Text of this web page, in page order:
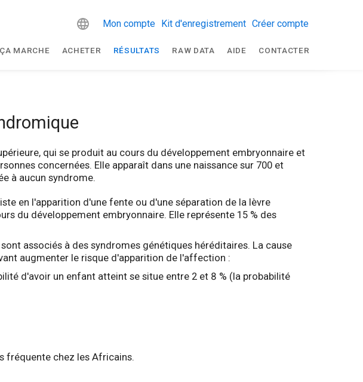
Mon compte Kit d'enregistrement Créer compte
MARCHE ACHETER RÉSULTATS RAW DATA AIDE CONTACTER
qui se produit au cours du développement embryonnaire et
concernées. Elle apparaît dans une naissance sur 700 et
à aucun syndrome.
en l'apparition d'une fente ou d'une séparation de la lèvre
du développement embryonnaire. Elle représente 15 % des
associés à des syndromes génétiques héréditaires. La cause
augmenter le risque d'apparition de l'affection :
d'avoir un enfant atteint se situe entre 2 et 8 % (la probabilité
fréquente chez les Africains.